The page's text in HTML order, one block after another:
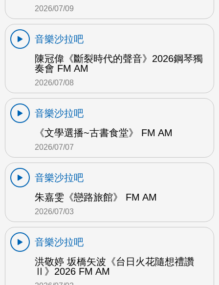
2026/07/09
音樂沙拉吧
陳冠偉《斷裂時代的聲音》2026鋼琴獨
奏會 FM AM
2026/07/08
音樂沙拉吧
《文學選播~古書食堂》 FM AM
2026/07/07
音樂沙拉吧
朱嘉雯《戀路旅館》 FM AM
2026/07/03
音樂沙拉吧
洪敬婷 坂橋矢波《台日火花隨想禮讚
Ⅱ》2026 FM AM